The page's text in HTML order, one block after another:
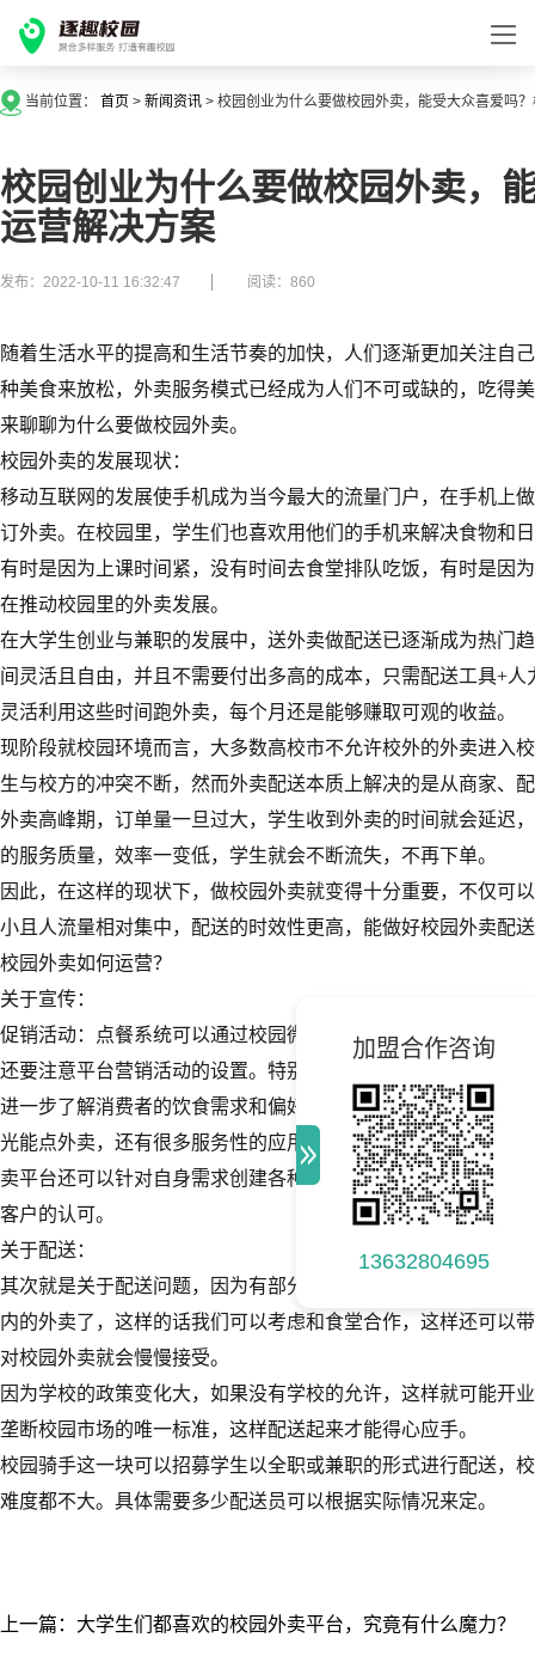
加盟合作咨询
13632804695
当前位置： 首页 > 新闻资讯 > 校园创业为什么要做校园外卖，能受大众喜爱吗
校园创业为什么要做校园外卖，
运营解决方案
发布：2022-10-11 16:32:47 阅读：860
随着生活水平的提高和生活节奏的加快，人们逐渐更加关注自
种美食来放松，外卖服务模式已经成为人们不可或缺的，吃得
来聊聊为什么要做校园外卖。
校园外卖的发展现状：
移动互联网的发展使手机成为当今最大的流量门户，在手机上
订外卖。在校园里，学生们也喜欢用他们的手机来解决食物和
有时是因为上课时间紧，没有时间去食堂排队吃饭，有时是因
在推动校园里的外卖发展。
在大学生创业与兼职的发展中，送外卖做配送已逐渐成为热门
间灵活且自由，并且不需要付出多高的成本，只需配送工具+
灵活利用这些时间跑外卖，每个月还是能够赚取可观的收益。
现阶段就校园环境而言，大多数高校市不允许校外的外卖进入
生与校方的冲突不断，然而外卖配送本质上解决的是从商家、
外卖高峰期，订单量一旦过大，学生收到外卖的时间就会延迟
的服务质量，效率一变低，学生就会不断流失，不再下单。
因此，在这样的现状下，做校园外卖就变得十分重要，不仅可
小且人流量相对集中，配送的时效性更高，能做好校园外卖配
校园外卖如何运营？
关于宣传：
促销活动：点餐系统可以通过校园微信公众号推广，快速积累
还要注意平台营销活动的设置。特别是商家推出新菜式时，可
进一步了解消费者的饮食需求和偏好，增加平台的订单数量，
光能点外卖，还有很多服务性的应用，比如跑腿、代取快递、
卖平台还可以针对自身需求创建各种营销互动活动，提高用户
客户的认可。
关于配送：
其次就是关于配送问题，因为有部分高校是严明禁止外卖的，
内的外卖了，这样的话我们可以考虑和食堂合作，这样还可以
对校园外卖就会慢慢接受。
因为学校的政策变化大，如果没有学校的允许，这样就可能开
垄断校园市场的唯一标准，这样配送起来才能得心应手。
校园骑手这一块可以招募学生以全职或兼职的形式进行配送，
难度都不大。具体需要多少配送员可以根据实际情况来定。
上一篇：大学生们都喜欢的校园外卖平台，究竟有什么魔力？